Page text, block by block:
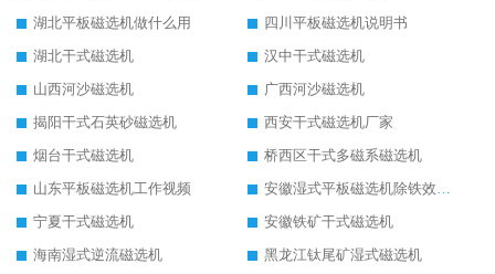
湖北平板磁选机做什么用
四川平板磁选机说明书
湖北干式磁选机
汉中干式磁选机
山西河沙磁选机
广西河沙磁选机
揭阳干式石英砂磁选机
西安干式磁选机厂家
烟台干式磁选机
桥西区干式多磁系磁选机
山东平板磁选机工作视频
安徽湿式平板磁选机除铁效果怎么样
宁夏干式磁选机
安徽铁矿干式磁选机
海南湿式逆流磁选机
黑龙江钛尾矿湿式磁选机